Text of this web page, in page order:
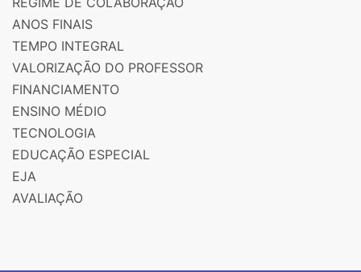
ANOS FINAIS
TEMPO INTEGRAL
VALORIZAÇÃO DO PROFESSOR
FINANCIAMENTO
ENSINO MÉDIO
TECNOLOGIA
EDUCAÇÃO ESPECIAL
EJA
AVALIAÇÃO